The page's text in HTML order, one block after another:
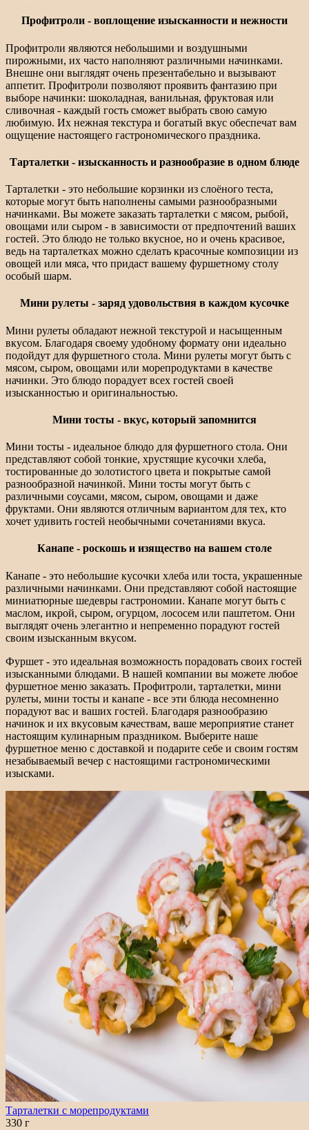
Профитроли - воплощение изысканности и нежности
Профитроли являются небольшими и воздушными
пирожными, их часто наполняют различными начинками.
Внешне они выглядят очень презентабельно и вызывают
аппетит. Профитроли позволяют проявить фантазию при
выборе начинки: шоколадная, ванильная, фруктовая или
сливочная - каждый гость сможет выбрать свою самую
любимую. Их нежная текстура и богатый вкус обеспечат вам
ощущение настоящего гастрономического праздника.
Тарталетки - изысканность и разнообразие в одном блюде
Тарталетки - это небольшие корзинки из слоёного теста,
которые могут быть наполнены самыми разнообразными
начинками. Вы можете заказать тарталетки с мясом, рыбой,
овощами или сыром - в зависимости от предпочтений ваших
гостей. Это блюдо не только вкусное, но и очень красивое,
ведь на тарталетках можно сделать красочные композиции из
овощей или мяса, что придаст вашему фуршетному столу
особый шарм.
Мини рулеты - заряд удовольствия в каждом кусочке
Мини рулеты обладают нежной текстурой и насыщенным
вкусом. Благодаря своему удобному формату они идеально
подойдут для фуршетного стола. Мини рулеты могут быть с
мясом, сыром, овощами или морепродуктами в качестве
начинки. Это блюдо порадует всех гостей своей
изысканностью и оригинальностью.
Мини тосты - вкус, который запомнится
Мини тосты - идеальное блюдо для фуршетного стола. Они
представляют собой тонкие, хрустящие кусочки хлеба,
тостированные до золотистого цвета и покрытые самой
разнообразной начинкой. Мини тосты могут быть с
различными соусами, мясом, сыром, овощами и даже
фруктами. Они являются отличным вариантом для тех, кто
хочет удивить гостей необычными сочетаниями вкуса.
Канапе - роскошь и изящество на вашем столе
Канапе - это небольшие кусочки хлеба или тоста, украшенные
различными начинками. Они представляют собой настоящие
миниатюрные шедевры гастрономии. Канапе могут быть с
маслом, икрой, сыром, огурцом, лососем или паштетом. Они
выглядят очень элегантно и непременно порадуют гостей
своим изысканным вкусом.
Фуршет - это идеальная возможность порадовать своих гостей
изысканными блюдами. В нашей компании вы можете любое
фуршетное меню заказать. Профитроли, тарталетки, мини
рулеты, мини тосты и канапе - все эти блюда несомненно
порадуют вас и ваших гостей. Благодаря разнообразию
начинок и их вкусовым качествам, ваше мероприятие станет
настоящим кулинарным праздником. Выберите наше
фуршетное меню с доставкой и подарите себе и своим гостям
незабываемый вечер с настоящими гастрономическими
изысками.
Тарталетки с морепродуктами
330 г